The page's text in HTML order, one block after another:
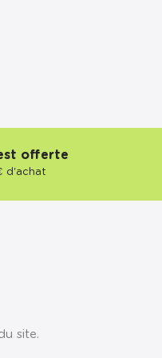
offerte
d'achat
site.